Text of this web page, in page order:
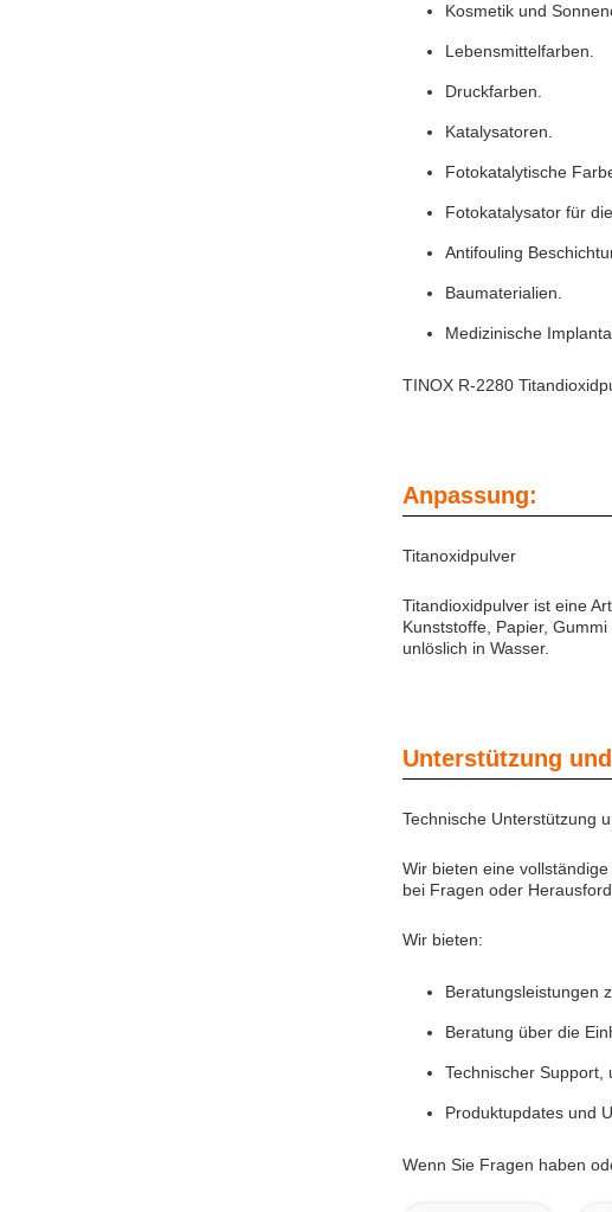
Kosmetik und
Lebensmittelfarben.
Druckfarben.
Katalysatoren.
Fotokatalytische
Fotokatalysator für
Antifouling
Baumaterialien.
Medizinische
TINOX R-2280
Anpassung:
Titanoxidpulver
Titandioxidpulver ist eine
Kunststoffe, Papier,
unlöslich in Wasser.
Unterstützung
Technische Unterstützung
Wir bieten eine
bei Fragen oder
Wir bieten:
Beratungsleistungen
Beratung über die
Technischer Support,
Produktupdates und
Wenn Sie Fragen haben